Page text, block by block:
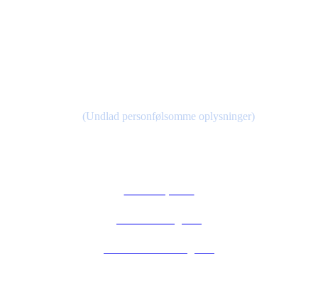
(Undlad personfølsomme oplysninger)